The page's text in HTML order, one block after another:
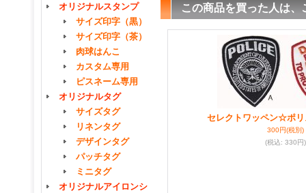
オリジナルスタンプ
サイズ印字（黒）
サイズ印字（茶）
肉球はんこ
カスタム専用
ピスネーム専用
オリジナルタグ
サイズタグ
リネンタグ
デザインタグ
パッチタグ
ミニタグ
オリジナルアイロンシ
この商品を買った人は
セレクトワッペン☆ポリ
300円(税別)
(税込: 330円)